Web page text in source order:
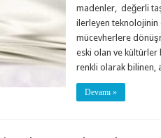
madenler, değerli
ilerleyen teknolojinin
mücevherlere
eski olan ve kültürler
renkli olarak bilinen,
Devamı »